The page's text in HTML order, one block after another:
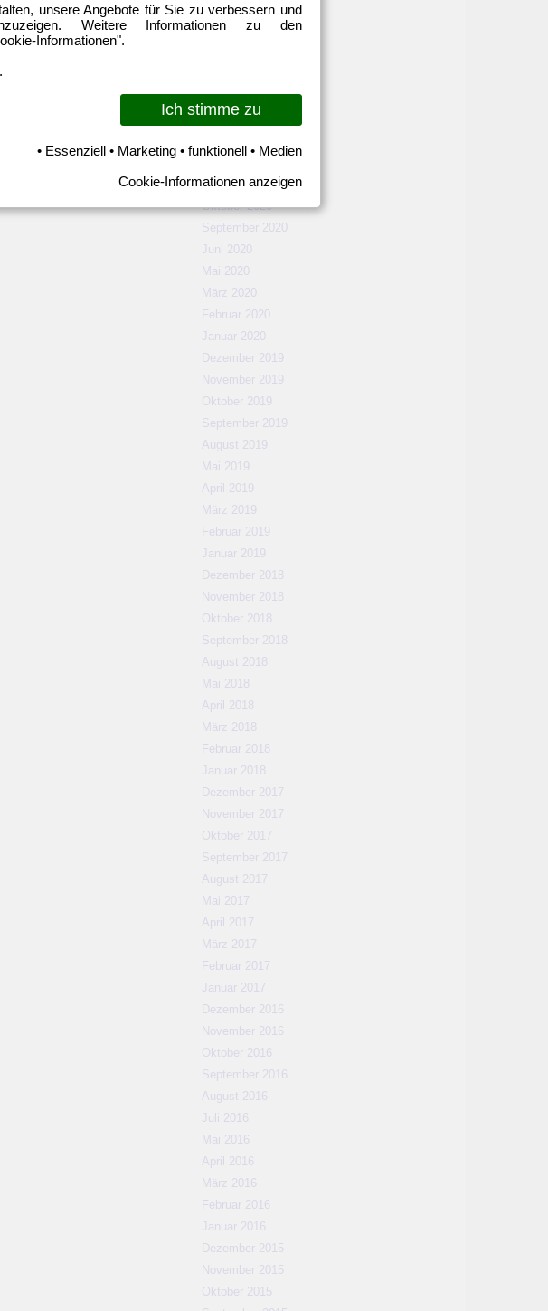
September 2021
August 2021
März 2021
Februar 2021
November 2020
Oktober 2020
September 2020
Juni 2020
Mai 2020
März 2020
Februar 2020
Januar 2020
Dezember 2019
November 2019
Oktober 2019
September 2019
August 2019
Mai 2019
April 2019
März 2019
Februar 2019
Januar 2019
Dezember 2018
November 2018
Oktober 2018
September 2018
August 2018
Mai 2018
April 2018
März 2018
Februar 2018
Januar 2018
Dezember 2017
November 2017
Oktober 2017
September 2017
August 2017
Mai 2017
April 2017
März 2017
Februar 2017
Januar 2017
Dezember 2016
November 2016
Oktober 2016
September 2016
August 2016
Juli 2016
Mai 2016
April 2016
März 2016
Februar 2016
Januar 2016
Dezember 2015
November 2015
Oktober 2015
unsere Angebote für Sie zu verbessern und
Weitere Informationen zu den
Informationen".
.
Ich stimme zu
• Essenziell • Marketing • funktionell • Medien
Cookie-Informationen anzeigen